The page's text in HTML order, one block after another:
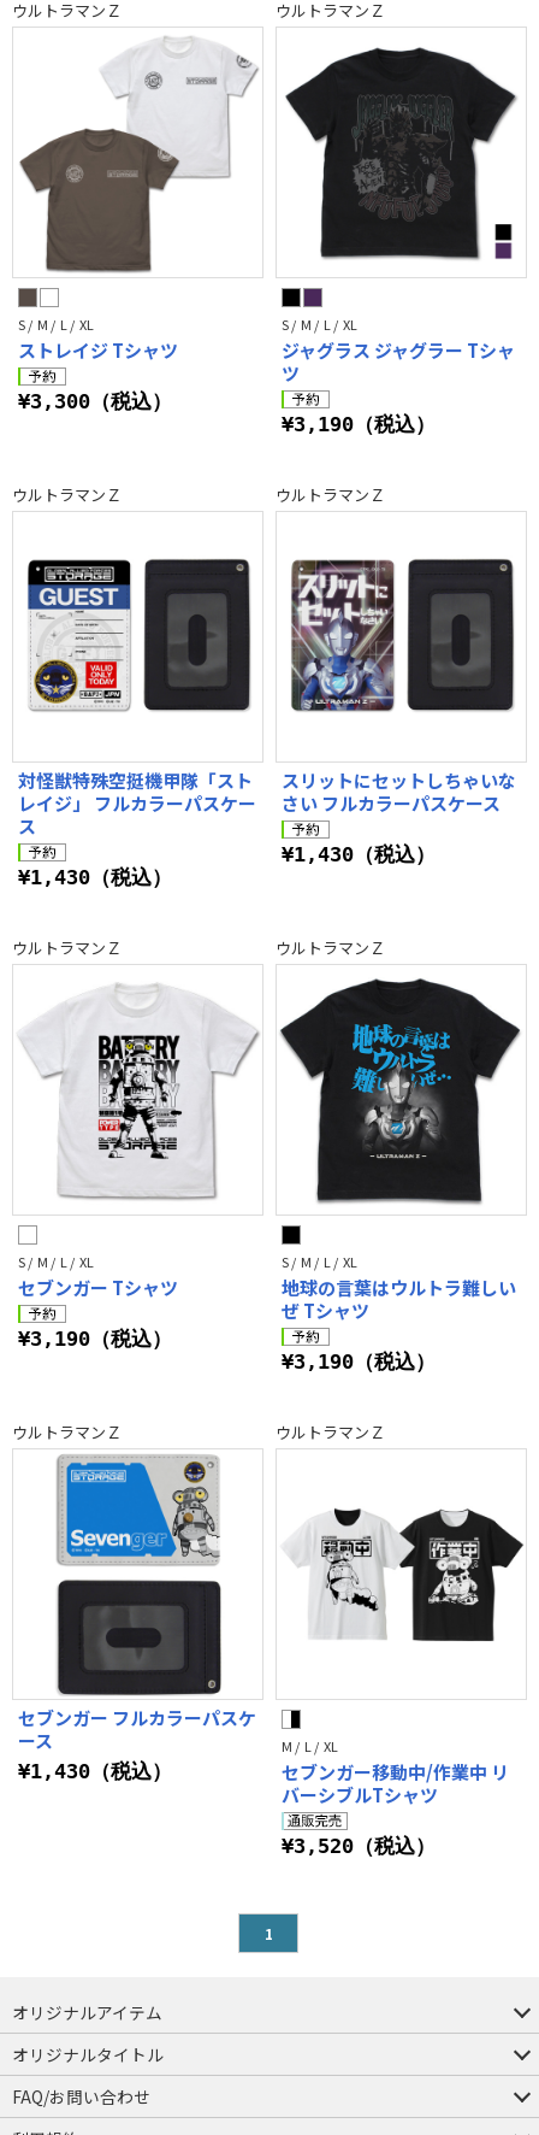
ウルトラマンＺ
S / M / L / XL
ストレイジ Tシャツ
¥3,300（税込）
ウルトラマンＺ
S / M / L / XL
ジャグラス ジャグラー Tシャ
ツ
¥3,190（税込）
ウルトラマンＺ
対怪獣特殊空挺機甲隊「スト
レイジ」 フルカラーパスケー
ス
¥1,430（税込）
ウルトラマンＺ
スリットにセットしちゃいな
さい フルカラーパスケース
¥1,430（税込）
ウルトラマンＺ
S / M / L / XL
セブンガー Tシャツ
¥3,190（税込）
ウルトラマンＺ
S / M / L / XL
地球の言葉はウルトラ難しい
ぜ Tシャツ
¥3,190（税込）
ウルトラマンＺ
セブンガー フルカラーパスケ
ース
¥1,430（税込）
ウルトラマンＺ
M / L / XL
セブンガー移動中/作業中 リ
バーシブルTシャツ
¥3,520（税込）
1
オリジナルアイテム
つままれ
つかまれ
ピョコッテ
オリジナルタイトル
アイテムヤ
ミスカトニック大學購買部
FAQ/お問い合わせ
FAQ
お問い合わせ